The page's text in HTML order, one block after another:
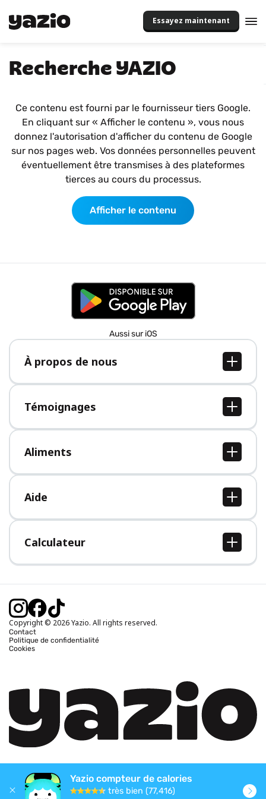
Essayez maintenant
Recherche YAZIO
Ce contenu est fourni par le fournisseur tiers Google.
En cliquant sur « Afficher le contenu », vous nous
donnez l'autorisation d'afficher du contenu de Google
sur nos pages web. Vos données personnelles peuvent
éventuellement être transmises à des plateformes
tierces au cours du processus.
Afficher le contenu
Aussi sur iOS
À propos de nous
À propos de nous
Postes
Presse
Témoignages
Tous les témoignages
Aliments
Tous les aliments
Aide
Centre d'aide
Calculateur
Calcul IMC
Calcul poids idéal
Calcul calories brûlées
Copyright © 2026 Yazio. All rights reserved.
Contact
Politique de confidentialité
Cookies
Yazio compteur de calories
très bien (77,416)